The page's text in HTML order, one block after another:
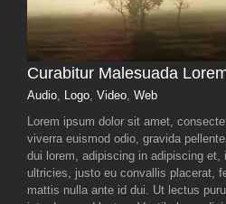
Curabitur Malesuada
Audio, Logo, Video, Web
Lorem ipsum dolor sit amet,
viverra euismod odio, gravida
dui lorem, adipiscing in adipiscing et,
ultricies, justo eu convallis placerat,
mattis nulla ante id dui. Ut lectus